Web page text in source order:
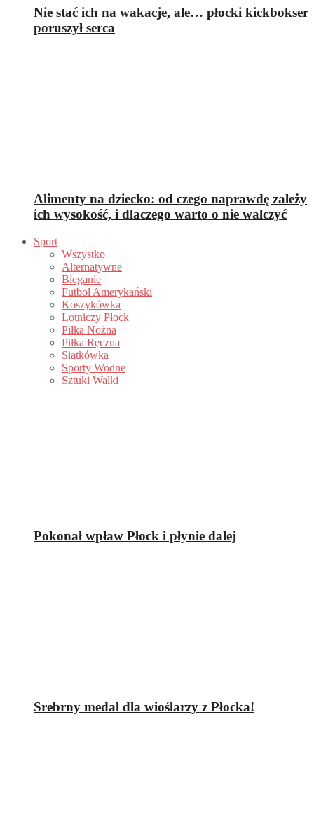
Nie stać ich na wakacje, ale… płocki kickbokser
poruszył serca
Alimenty na dziecko: od czego naprawdę zależy
ich wysokość, i dlaczego warto o nie walczyć
Sport
Wszystko
Alternatywne
Bieganie
Futbol Amerykański
Koszykówka
Lotniczy Płock
Piłka Nożna
Piłka Ręczna
Siatkówka
Sporty Wodne
Sztuki Walki
Pokonał wpław Płock i płynie dalej
Srebrny medal dla wioślarzy z Płocka!